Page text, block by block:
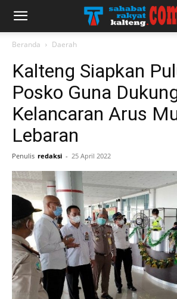
Beranda Daerah
Kalteng Siapkan
Posko Guna
Kelancaran Arus
Lebaran
Penulis redaksi - 25 April 2022